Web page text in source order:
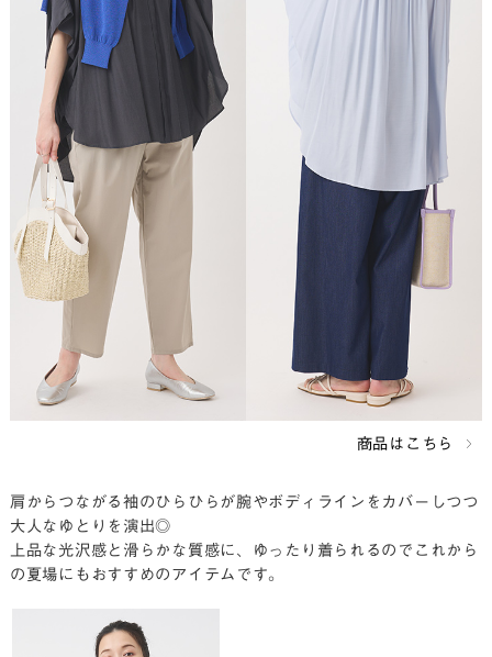
商品はこちら
肩からつながる袖のひらひらが腕やボディラインをカバーしつつ
大人なゆとりを演出◎
上品な光沢感と滑らかな質感に、ゆったり着られるのでこれから
の夏場にもおすすめのアイテムです。